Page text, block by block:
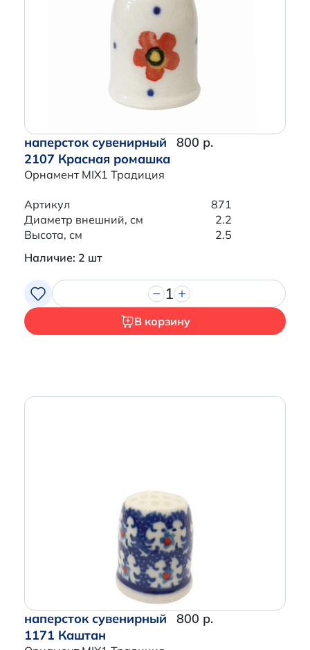
наперсток сувенирный
2107 Красная ромашка
Орнамент MIX1 Традиция
800 р.
Артикул
871
Диаметр внешний, см
2.2
Высота, см
2.5
Наличие: 2 шт
1
В корзину
наперсток сувенирный
1171 Каштан
800 р.